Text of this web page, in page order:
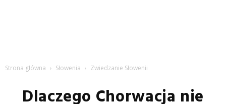
Strona główna Słowenia Zwiedzanie Słowenii
Dlaczego Chorwacja nie